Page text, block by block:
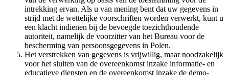
intrekking ervan. Als u van mening bent dat uw gegevens in
strijd met de wettelijke voorschriften worden verwerkt, kunt u
een klacht indienen bij de bevoegde toezichthoudende
autoriteit, namelijk de voorzitter van het Bureau voor de
bescherming van persoonsgegevens in Polen.
Het verstrekken van gegevens is vrijwillig, maar noodzakelijk
voor het sluiten van de overeenkomst inzake informatie- en
educatieve diensten en de overeenkomst inzake de demo-